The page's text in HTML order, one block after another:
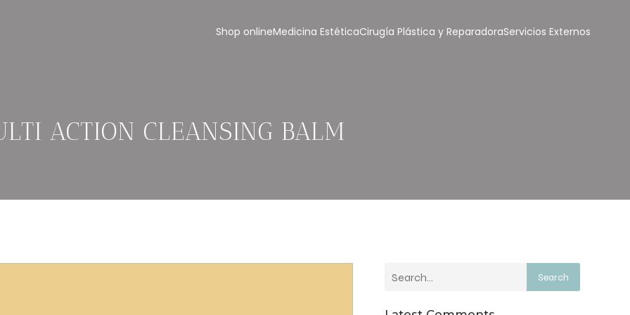
Shop onlineMedicina EstéticaCirugía Plástica y ReparadoraServicios Externos
ACTION CLEANSING BALM
Search